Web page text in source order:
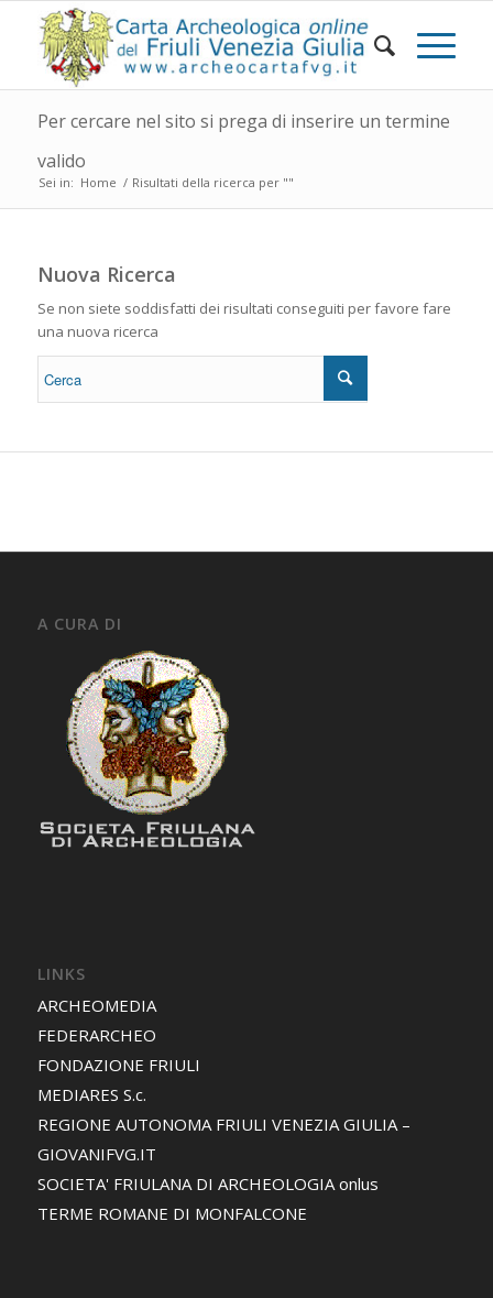
Per cercare nel sito si prega di inserire un termine
valido
Sei in: Home / Risultati della ricerca per ""
Nuova Ricerca
Se non siete soddisfatti dei risultati conseguiti per favore fare
una nuova ricerca
A CURA DI
LINKS
ARCHEOMEDIA
FEDERARCHEO
FONDAZIONE FRIULI
MEDIARES S.c.
REGIONE AUTONOMA FRIULI VENEZIA GIULIA –
GIOVANIFVG.IT
SOCIETA' FRIULANA DI ARCHEOLOGIA onlus
TERME ROMANE DI MONFALCONE